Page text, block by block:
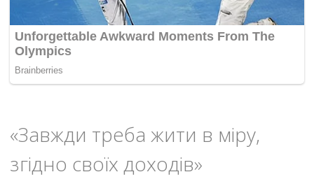
«Завжди треба жити в міру,
згідно своїх доходів»